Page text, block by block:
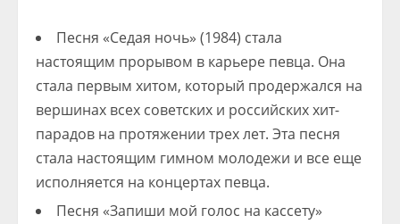
Песня «Седая ночь» (1984) стала
настоящим прорывом в карьере певца. Она
стала первым хитом, который продержался на
вершинах всех советских и российских хит-
парадов на протяжении трех лет. Эта песня
стала настоящим гимном молодежи и все еще
исполняется на концертах певца.
Песня «Запиши мой голос на кассету»